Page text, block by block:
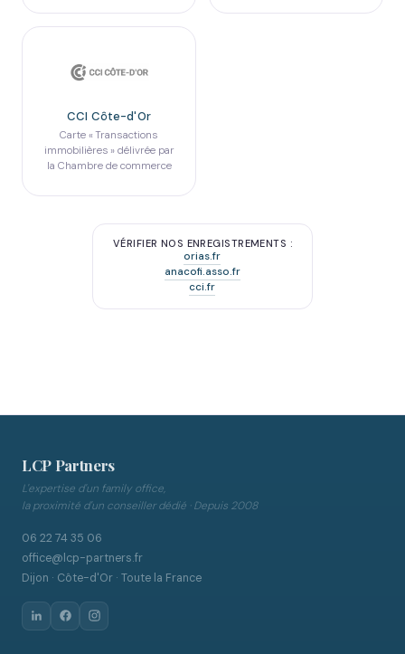
CCI Côte-d'Or
Carte « Transactions
immobilières » délivrée par
la Chambre de commerce
VÉRIFIER NOS ENREGISTREMENTS :
orias.fr
anacofi.asso.fr
cci.fr
LCP Partners
L'expertise d'un family office,
la proximité d'un conseiller dédié · Depuis 2008
06 22 74 35 06
office@lcp-partners.fr
Dijon · Côte-d'Or · Toute la France